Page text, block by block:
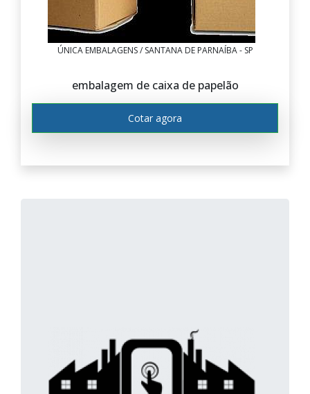
ÚNICA EMBALAGENS / SANTANA DE PARNAÍBA - SP
embalagem de caixa de papelão
Cotar agora